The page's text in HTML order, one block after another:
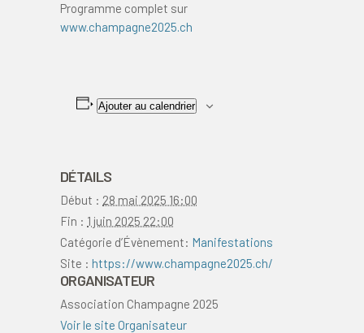
Programme complet sur
www.champagne2025.ch
Ajouter au calendrier
DÉTAILS
Début : 28 mai 2025 16:00
Fin : 1 juin 2025 22:00
Catégorie d’Évènement: Manifestations
Site : https://www.champagne2025.ch/
ORGANISATEUR
Association Champagne 2025
Voir le site Organisateur